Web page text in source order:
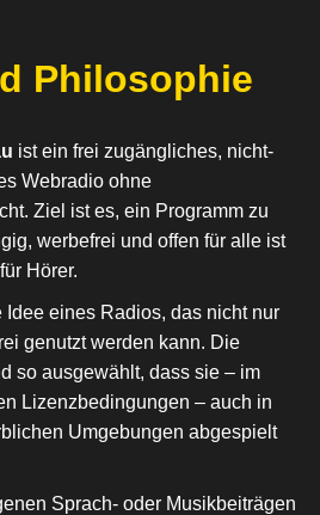
Philosophie
ist ein frei zugängliches, nicht-
Webradio ohne
Ziel ist es, ein Programm zu
werbefrei und offen für alle ist
Hörer.
Idee eines Radios, das nicht nur
genutzt werden kann. Die
so ausgewählt, dass sie – im
Lizenzbedingungen – auch in
Umgebungen abgespielt
Sprach- oder Musikbeiträgen